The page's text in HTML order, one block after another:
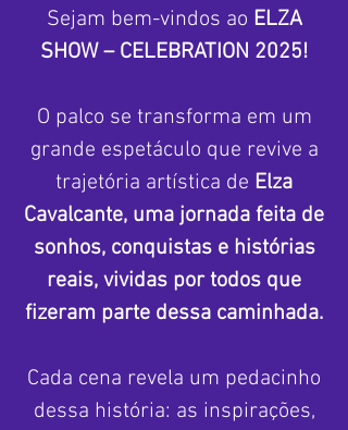
Sejam bem-vindos ao ELZA
SHOW – CELEBRATION 2025!
O palco se transforma em um
grande espetáculo que revive a
trajetória artística de Elza
Cavalcante, uma jornada feita de
sonhos, conquistas e histórias
reais, vividas por todos que
fizeram parte dessa caminhada.
Cada cena revela um pedacinho
dessa história: as inspirações,